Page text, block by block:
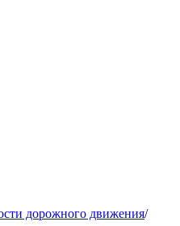
дорожного движения/